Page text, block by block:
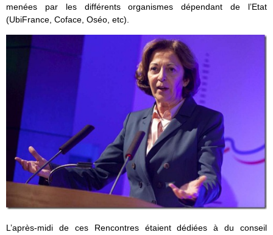
menées par les différents organismes dépendant de l’Etat
(UbiFrance, Coface, Oséo, etc).
L’après-midi de ces Rencontres étaient dédiées à du conseil